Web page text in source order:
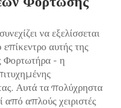
να εξελίσσεται
αυτής της
Φορτωτήρα - η
Αυτά τα πολύχρηστα
απλούς χειριστές